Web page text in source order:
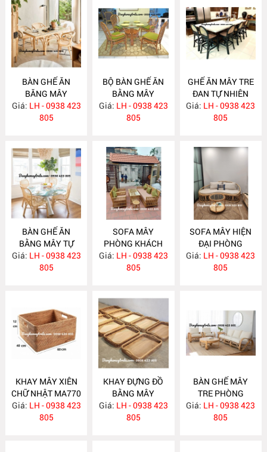
BÀN GHẾ ĂN
BĂNG MÂY
MA783
Giá: LH - 0938 423
805
BỘ BÀN GHẾ ĂN
BẰNG MÂY
MA782
Giá: LH - 0938 423
805
GHẾ ĂN MÂY TRE
ĐAN TỰ NHIÊN
MA781
Giá: LH - 0938 423
805
BÀN GHẾ ĂN
BẰNG MÂY TỰ
NHIÊN MA780
Giá: LH - 0938 423
805
SOFA MÂY
PHÒNG KHÁCH
KIỂU DÁNG ĐƠN
GIẢN MA778
Giá: LH - 0938 423
805
SOFA MÂY HIỆN
ĐẠI PHÒNG
KHÁCH MA777
Giá: LH - 0938 423
805
KHAY MÂY XIÊN
CHỮ NHẬT MA770
Giá: LH - 0938 423
805
KHAY ĐỰNG ĐỒ
BẰNG MÂY
MA769
Giá: LH - 0938 423
805
BÀN GHẾ MÂY
TRE PHÒNG
KHÁCH MA764
Giá: LH - 0938 423
805